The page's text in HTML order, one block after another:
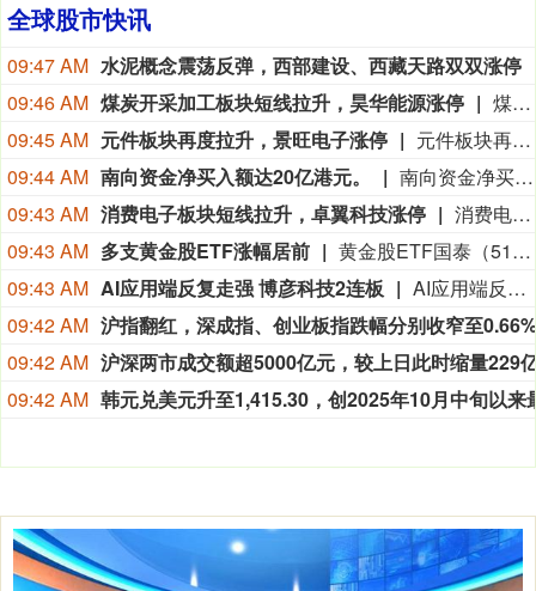
全球股市快讯
09:47 AM 水泥概念震荡反弹，西部建设、西藏天路双双涨停
09:46 AM 煤炭开采加工板块短线拉升，昊华能源涨停
煤炭开采加工板块短线拉升，昊华能源涨停，兖矿能源、平煤股份、淮北矿业、新集能源、大有能源等纷纷走高。
09:45 AM 元件板块再度拉升，景旺电子涨停
元件板块再度拉升，景旺电子涨停，宝鼎科技、本川智能、方正科技、中京电子、威尔高、泰晶科技跟涨。
09:44 AM 南向资金净买入额达20亿港元。
南向资金净买入额达20亿港元。
09:43 AM 消费电子板块短线拉升，卓翼科技涨停
消费电子板块短线拉升，卓翼科技涨停，硕贝德、达瑞电子、精研科技、杰美特、捷邦科技等纷纷走高。
09:43 AM 多支黄金股ETF涨幅居前
黄金股ETF国泰（517400）、黄金股ETF华夏（518850）、黄金股ETF工银（159315）等多支黄金股ETF涨近4%,消息面上，伦敦金现突破4300美元，连续2个交易日大涨，此外，A股市场黄金ETF连续16个交易日申赎资金净流入93亿。
09:43 AM AI应用端反复走强 博彦科技2连板
AI应用端反复走强，博彦科技2连板，泛微网络、天融信涨停，亚信安全、任子行涨超10%，普联软件、光云科技、汉得信息等涨幅靠前。
09:42 AM
09:42 AM
09:42 AM 韩元兑美元升至1,415.30，创2025年10月中旬以来最高